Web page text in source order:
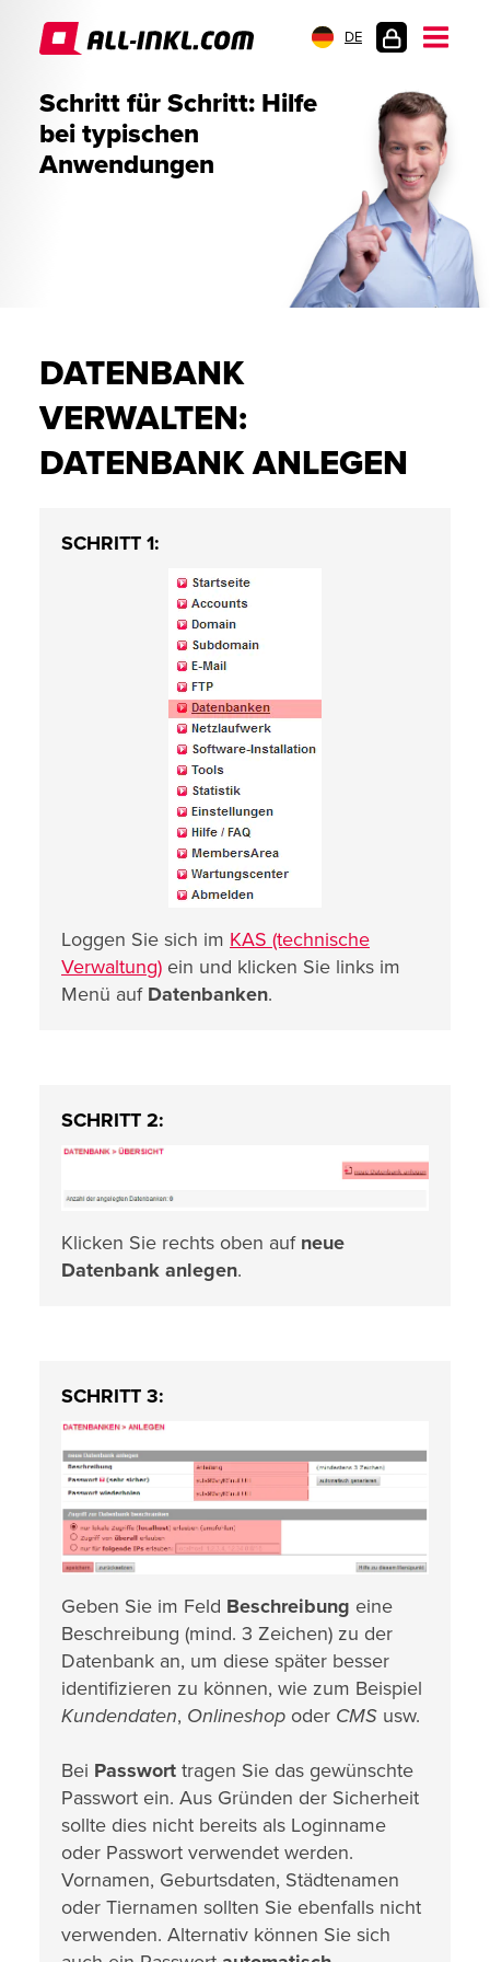
DE
Schritt für Schritt: Hilfe
bei typischen
Anwendungen
DATENBANK
VERWALTEN:
DATENBANK ANLEGEN
SCHRITT 1:
Loggen Sie sich im KAS (technische
Verwaltung) ein und klicken Sie links im
Menü auf Datenbanken.
SCHRITT 2:
Klicken Sie rechts oben auf neue
Datenbank anlegen.
SCHRITT 3:
Geben Sie im Feld Beschreibung eine
Beschreibung (mind. 3 Zeichen) zu der
Datenbank an, um diese später besser
identifizieren zu können, wie zum Beispiel
Kundendaten, Onlineshop oder CMS usw.
Bei Passwort tragen Sie das gewünschte
Passwort ein. Aus Gründen der Sicherheit
sollte dies nicht bereits als Loginname
oder Passwort verwendet werden.
Vornamen, Geburtsdaten, Städtenamen
oder Tiernamen sollten Sie ebenfalls nicht
verwenden. Alternativ können Sie sich